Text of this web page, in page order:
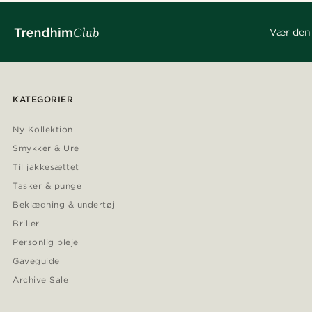
Vær den
KATEGORIER
Ny Kollektion
Smykker & Ure
Til jakkesættet
Tasker & punge
Beklædning & undertøj
Briller
Personlig pleje
Gaveguide
Archive Sale